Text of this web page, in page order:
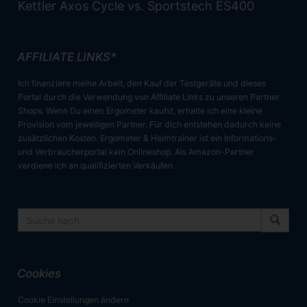
Kettler Axos Cycle vs. Sportstech ES400
AFFILIATE LINKS*
Ich finanziere meine Arbeit, den Kauf der Testgeräte und dieses
Portal durch die Verwendung von Affiliate Links zu unseren Partner
Shops. Wenn Du einen Ergometer kaufst, erhalte ich eine kleine
Provision vom jeweiligen Partner. Für dich entstehen dadurch keine
zusätzlichen Kosten. Ergometer & Heimtrainer ist ein Informations-
und Verbraucherportal kein Onlineshop. Als Amazon-Partner
verdiene ich an qualifizierten Verkäufen.
Cookies
Cookie Einstellungen ändern